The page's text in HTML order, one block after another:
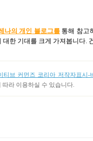
나의 개 인 블로그를 통해 참고
대한 기대를 크게 가져봅니다.
티브 커먼즈 코리아 저작자표시-
따라 이용하실 수 있습니다.